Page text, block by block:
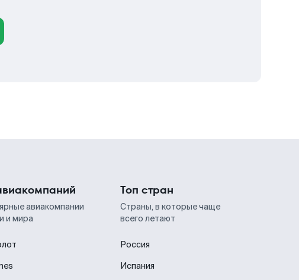
авиакомпании
и мира
Топ стран
Страны, в которые чаще
всего летают
Россия
Испания